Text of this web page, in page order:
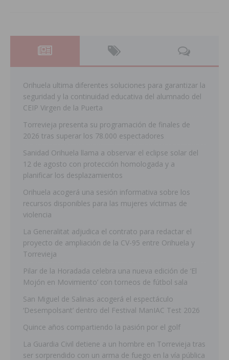
Orihuela ultima diferentes soluciones para garantizar la
seguridad y la continuidad educativa del alumnado del
CEIP Virgen de la Puerta
Torrevieja presenta su programación de finales de
2026 tras superar los 78.000 espectadores
Sanidad Orihuela llama a observar el eclipse solar del
12 de agosto con protección homologada y a
planificar los desplazamientos
Orihuela acogerá una sesión informativa sobre los
recursos disponibles para las mujeres víctimas de
violencia
La Generalitat adjudica el contrato para redactar el
proyecto de ampliación de la CV-95 entre Orihuela y
Torrevieja
Pilar de la Horadada celebra una nueva edición de ‘El
Mojón en Movimiento’ con torneos de fútbol sala
San Miguel de Salinas acogerá el espectáculo
‘Desempolsant’ dentro del Festival ManIAC Test 2026
Quince años compartiendo la pasión por el golf
La Guardia Civil detiene a un hombre en Torrevieja tras
ser sorprendido con un arma de fuego en la vía pública